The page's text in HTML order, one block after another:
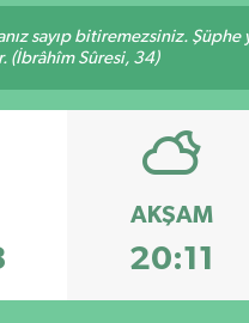
sayıp bitiremezsiniz. Şüphe
(İbrâhîm Sûresi, 34)
AKŞAM
20:11